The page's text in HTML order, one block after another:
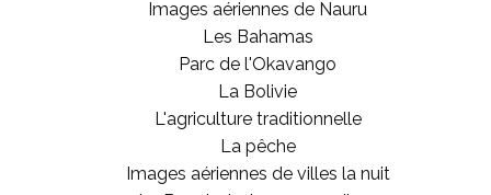
Images aériennes de Nauru
Les Bahamas
Parc de l'Okavango
La Bolivie
L'agriculture traditionnelle
La pêche
Images aériennes de villes la nuit